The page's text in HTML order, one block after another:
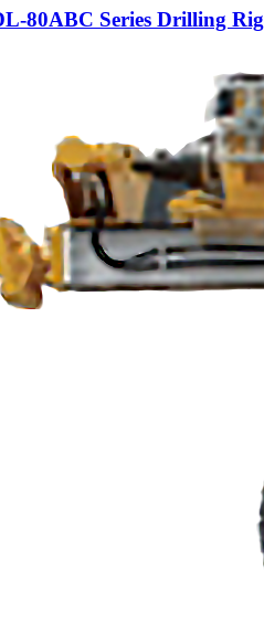
80ABC Series Drilling Rig